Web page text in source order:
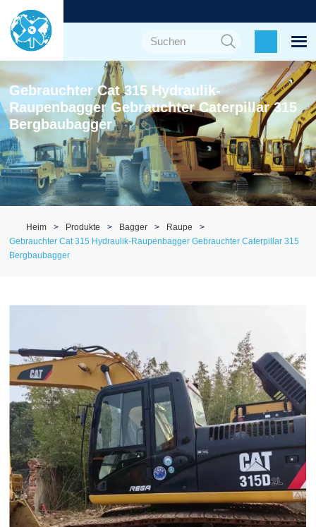
Gebrauchter Cat 315 Hydraulik-
Raupenbagger Gebrauchter Caterpillar 315
Bergbaubagger
Heim Produkte Bagger
Raupe
Gebrauchter Cat 315 Hydraulik-Raupenbagger Gebrauchter Caterpillar 315
Bergbaubagger